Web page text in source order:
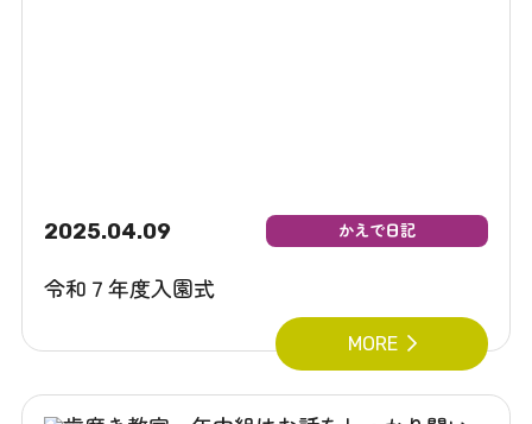
2025.04.09 かえで日記
令和７年度入園式
MORE